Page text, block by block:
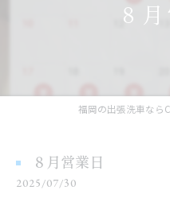
８
福岡の出張洗車なら
８月営業日
2025/07/30